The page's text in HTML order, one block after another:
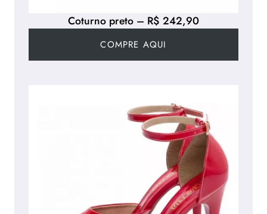
Coturno preto – R$ 242,90
COMPRE AQUI